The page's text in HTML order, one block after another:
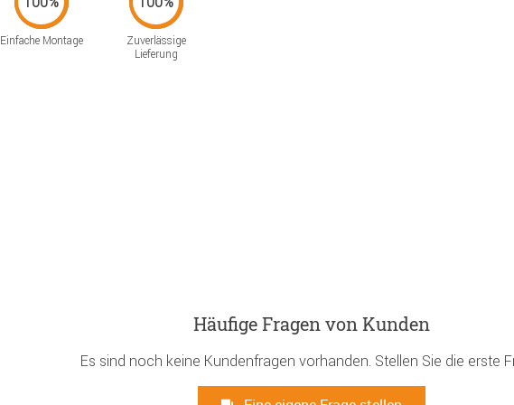
Einfache Montage
Zuverlässige
Lieferung
Häufige Fragen von Kunden
Es sind noch keine Kundenfragen vorhanden. Stellen Sie die erste